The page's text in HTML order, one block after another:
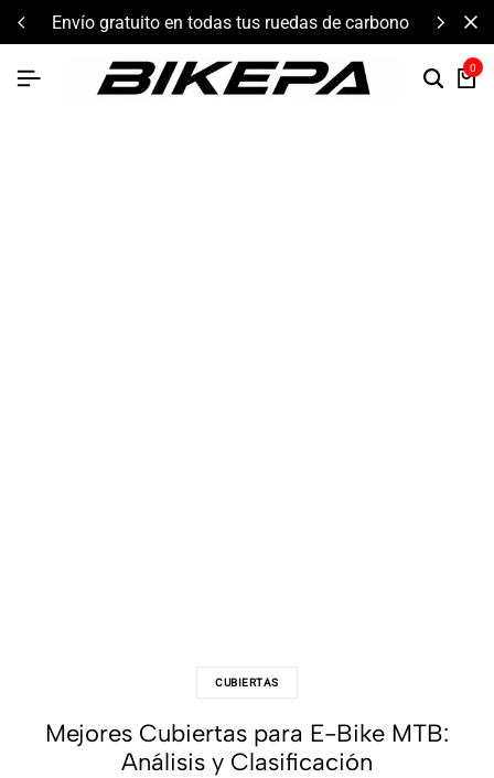
envío gratuito en todas tus ruedas de carbono
0
CUBIERTAS
Mejores Cubiertas para E-Bike MTB:
Análisis y Clasificación